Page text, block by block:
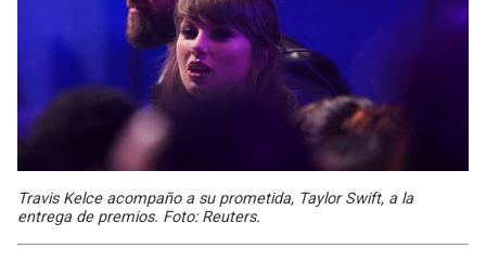
Travis Kelce acompaño a su prometida, Taylor Swift, a la
entrega de premios. Foto: Reuters.